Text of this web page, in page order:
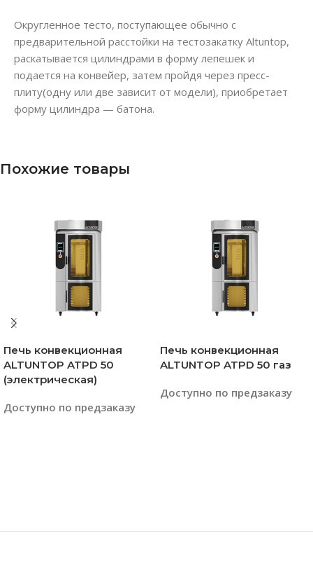
Округленное тесто, поступающее обычно с
предварительной расстойки на тестозакатку Altuntop,
раскатывается цилиндрами в форму лепешек и
подается на конвейер, затем пройдя через пресс-
плиту(одну или две зависит от модели), приобретает
форму цилиндра — батона.
Похожие товары
Печь конвекционная
ALTUNTOP ATPD 50
(электрическая)
Доступно по предзаказу
Печь конвекционная
ALTUNTOP ATPD 50 газ
Доступно по предзаказу